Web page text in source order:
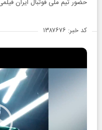
حضور تیم ملی فوتبال ایران
کد خبر: ۱۳۸۷۶۷۶